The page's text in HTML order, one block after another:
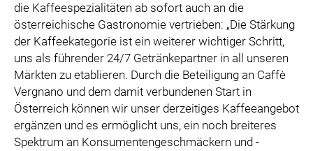
LOGOS
COCA COLA
PRESSEKONTAKT
die Kaffeespezialitäten ab sofort auch an die
österreichische Gastronomie vertrieben: „Die Stärkung
der Kaffeekategorie ist ein weiterer wichtiger Schritt,
uns als führender 24/7 Getränkepartner in all unseren
Märkten zu etablieren. Durch die Beteiligung an Caffè
Vergnano und dem damit verbundenen Start in
Österreich können wir unser derzeitiges Kaffeeangebot
ergänzen und es ermöglicht uns, ein noch breiteres
Spektrum an Konsumentengeschmäckern und -